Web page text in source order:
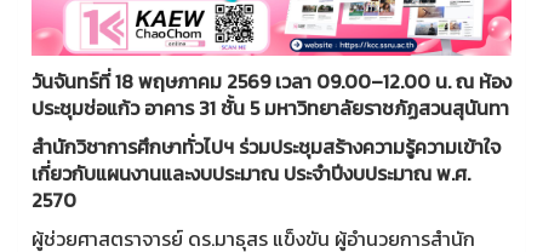
วันจันทร์ที่ 18 พฤษภาคม 2569 เวลา 09.00–12.00 น. ณ ห้อง
ประชุมช่อแก้ว อาคาร 31 ชั้น 5 มหาวิทยาลัยราชภัฏสวนสุนันทา
สำนักวิชาการศึกษาทั่วไปฯ ร่วมประชุมสร้างความรู้ความเข้าใจ
เกี่ยวกับแผนงานและงบประมาณ ประจำปีงบประมาณ พ.ศ.
2570
ผู้ช่วยศาสตราจารย์ ดร.มาธุสร แข็งขัน ผู้อำนวยการสำนัก